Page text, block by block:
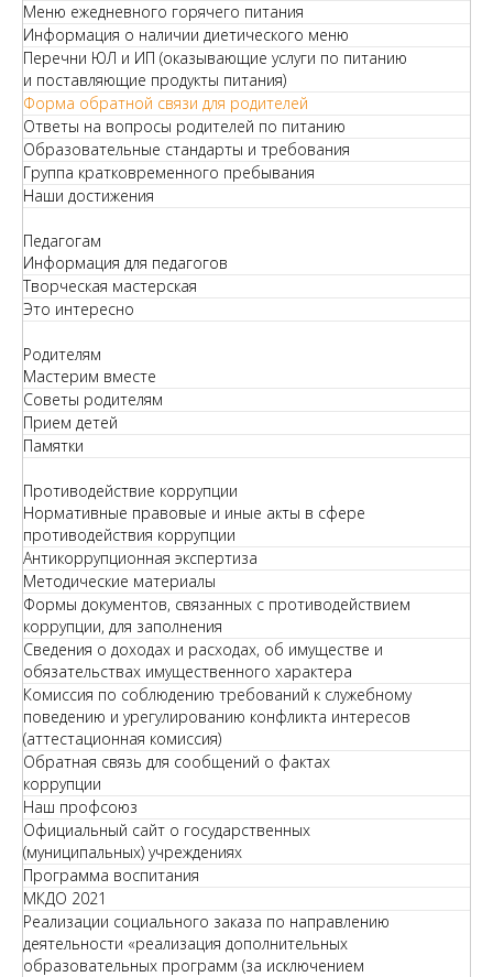
Меню ежедневного горячего питания
Информация о наличии диетического меню
Перечни ЮЛ и ИП (оказывающие услуги по питанию
и поставляющие продукты питания)
Форма обратной связи для родителей
Ответы на вопросы родителей по питанию
Образовательные стандарты и требования
Группа кратковременного пребывания
Наши достижения
Педагогам
Информация для педагогов
Творческая мастерская
Это интересно
Родителям
Мастерим вместе
Советы родителям
Прием детей
Памятки
Противодействие коррупции
Нормативные правовые и иные акты в сфере
противодействия коррупции
Антикоррупционная экспертиза
Методические материалы
Формы документов, связанных с противодействием
коррупции, для заполнения
Сведения о доходах и расходах, об имуществе и
обязательствах имущественного характера
Комиссия по соблюдению требований к служебному
поведению и урегулированию конфликта интересов
(аттестационная комиссия)
Обратная связь для сообщений о фактах
коррупции
Наш профсоюз
Официальный сайт о государственных
(муниципальных) учреждениях
Программа воспитания
МКДО 2021
Реализации социального заказа по направлению
деятельности «реализация дополнительных
образовательных программ (за исключением